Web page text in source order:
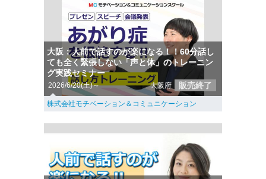
大阪：人前で話すのが楽になる！！60分話し
ても全く緊張しない「声と体」のトレーニン
グ実践セミナー
2026/6/20(土)～ 大阪府 販売終了
株式会社モチベーション＆コミュニケーション